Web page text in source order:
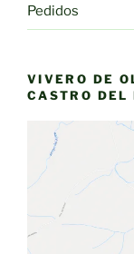
Pedidos
VIVERO DE
CASTRO DEL